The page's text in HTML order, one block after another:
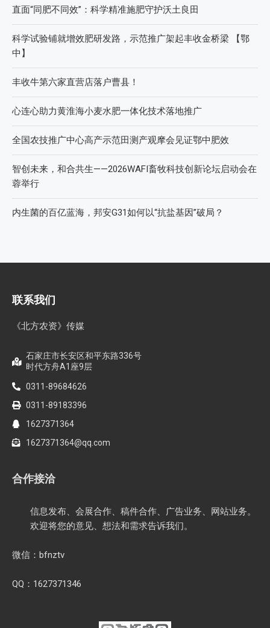
直面“同肥不同效”：科学精准施肥守护沃土良田
科学试验铺就增效肥研发路，示范推广架起丰收金桥梁 【鄂
中】
丰收牛第六家直营店落户曹县！
心连心助力黄淮海小麦水肥一体化技术落地推广
全国农技推广中心高产示范田测产观摩会见证鄂中肥效
智创未来，和合共生——2026WAFI畜牧科技创新论坛启动会在
蓉举行
内生菌的百亿蓝海，邦安G31如何以“抗盐基因”破局？
联系我们
《北方农资》传媒
石家庄市长安区和平东路336号
时代方舟A1座9层
0311-89684626
0311-89183396
1627371364
1627371364@qq.com
合作接洽
信息发布、会展合作、稿件合作、广告业务、网站业务。
欢迎将您的意见、想法和需求告诉我们。
微信：bfnztv
QQ：1627371346